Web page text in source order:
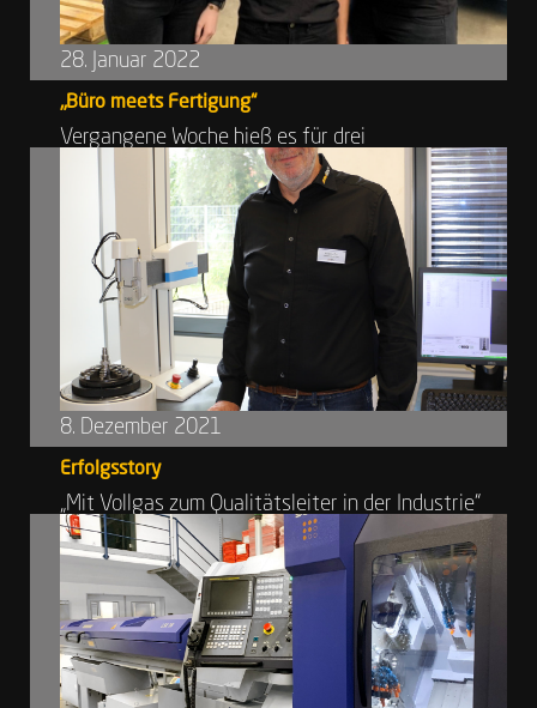
28. Januar 2022
„Büro meets Fertigung“
Vergangene Woche hieß es für drei
Mitarbeiterinnen aus den administrativen
Bereichen unseres Unternehmens „raus aus ...
8. Dezember 2021
Erfolgsstory
„Mit Vollgas zum Qualitätsleiter in der Industrie“
So heißt der Titel des Artikels in der
Novemberausgab...